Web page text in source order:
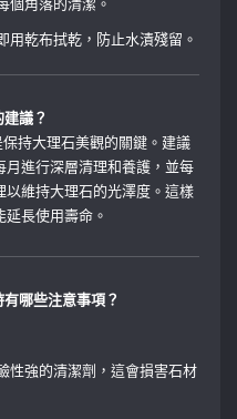
用乾布拭乾，防止水漬殘留。
議？
持大理石美觀的關鍵。建議
月進行深層清理和養護，並每
以維持大理石的光澤度。這樣
長使用壽命。
哪些注意事項？
性強的清潔劑，這會損害石材